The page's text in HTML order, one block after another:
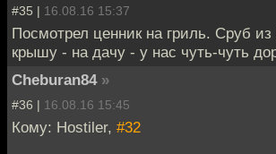
#35 | 16.08.16 15:37
Посмотрел ценник на гриль. Сруб из
крышу - на дачу - у нас чуть-чуть
Cheburan84 »
#36 | 16.08.16 15:45
Кому: Hostiler, #32